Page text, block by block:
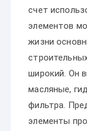
счет
элементов
жизни
широкий. Он
масляные,
фильтра.
элементы